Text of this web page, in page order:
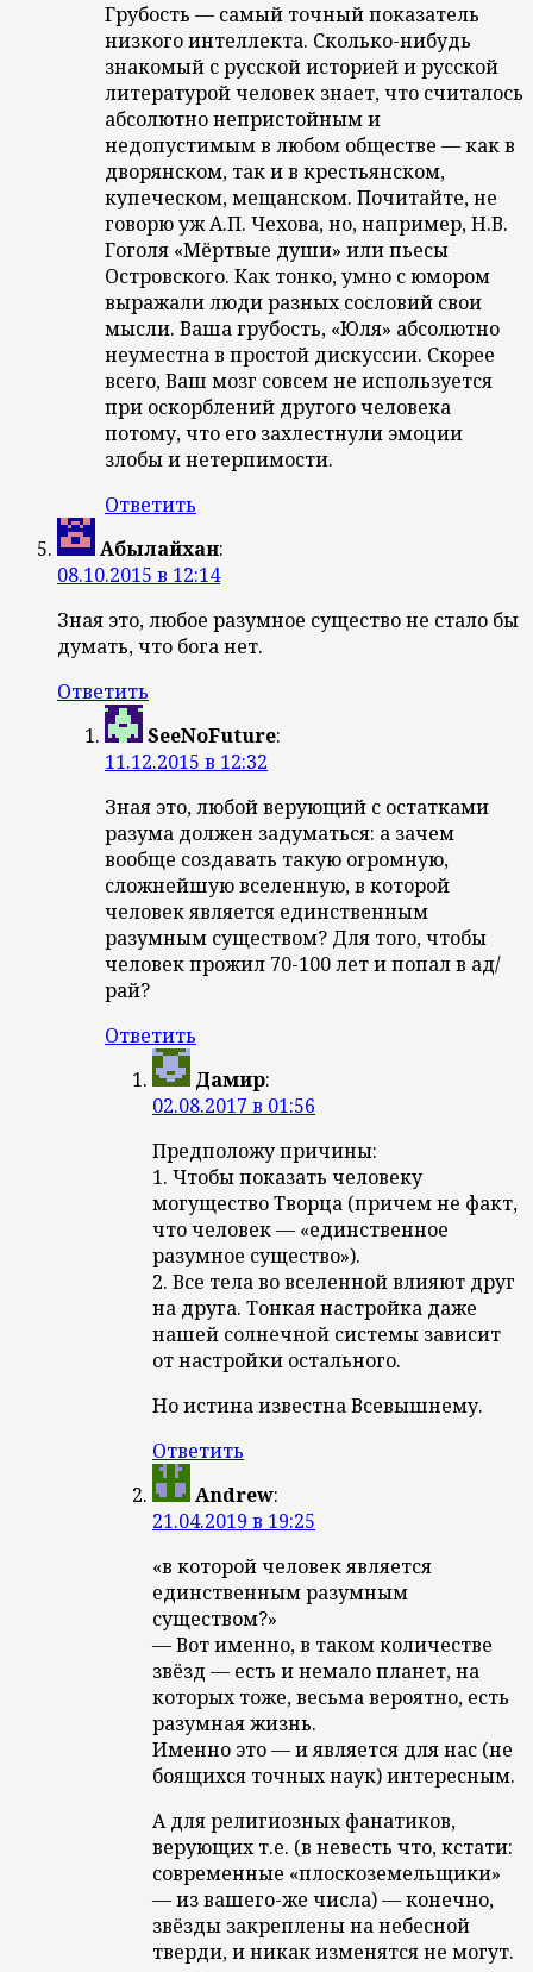
Грубость — самый точный показатель
низкого интеллекта. Сколько-нибудь
знакомый с русской историей и русской
литературой человек знает, что считалось
абсолютно непристойным и
недопустимым в любом обществе — как в
дворянском, так и в крестьянском,
купеческом, мещанском. Почитайте, не
говорю уж А.П. Чехова, но, например, Н.В.
Гоголя «Мёртвые души» или пьесы
Островского. Как тонко, умно с юмором
выражали люди разных сословий свои
мысли. Ваша грубость, «Юля» абсолютно
неуместна в простой дискуссии. Скорее
всего, Ваш мозг совсем не используется
при оскорблений другого человека
потому, что его захлестнули эмоции
злобы и нетерпимости.
Ответить
Абылайхан:
08.10.2015 в 12:14
Зная это, любое разумное существо не стало бы
думать, что бога нет.
Ответить
SeeNoFuture:
11.12.2015 в 12:32
Зная это, любой верующий с остатками
разума должен задуматься: а зачем
вообще создавать такую огромную,
сложнейшую вселенную, в которой
человек является единственным
разумным существом? Для того, чтобы
человек прожил 70-100 лет и попал в ад/
рай?
Ответить
Дамир:
02.08.2017 в 01:56
Предположу причины:
1. Чтобы показать человеку
могущество Творца (причем не факт,
что человек — «единственное
разумное существо»).
2. Все тела во вселенной влияют друг
на друга. Тонкая настройка даже
нашей солнечной системы зависит
от настройки остального.
Но истина известна Всевышнему.
Ответить
Andrew:
21.04.2019 в 19:25
«в которой человек является
единственным разумным
существом?»
— Вот именно, в таком количестве
звёзд — есть и немало планет, на
которых тоже, весьма вероятно, есть
разумная жизнь.
Именно это — и является для нас (не
боящихся точных наук) интересным.
А для религиозных фанатиков,
верующих т.е. (в невесть что, кстати:
современные «плоскоземельщики»
— из вашего-же числа) — конечно,
звёзды закреплены на небесной
тверди, и никак изменятся не могут.